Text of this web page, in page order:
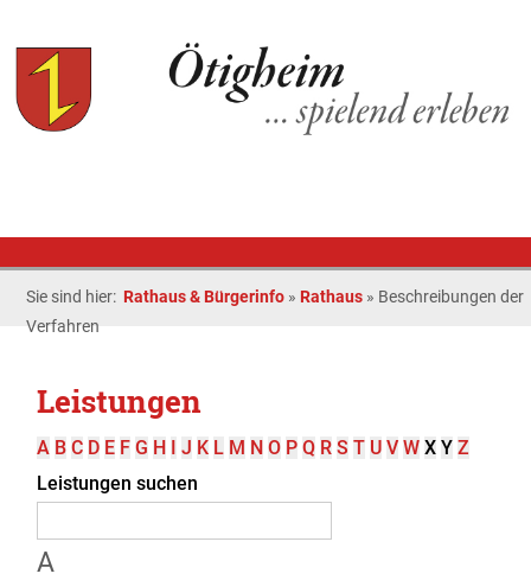
Sie sind hier: Rathaus & Bürgerinfo » Rathaus » Beschreibungen der
Verfahren
Leistungen
A B C D E F G H I J K L M N O P Q R S T U V W X Y Z
Leistungen suchen
A